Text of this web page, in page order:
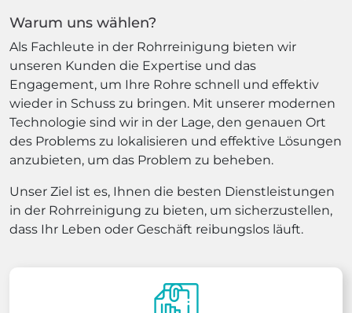
Warum uns wählen?
Als Fachleute in der Rohrreinigung bieten wir
unseren Kunden die Expertise und das
Engagement, um Ihre Rohre schnell und effektiv
wieder in Schuss zu bringen. Mit unserer modernen
Technologie sind wir in der Lage, den genauen Ort
des Problems zu lokalisieren und effektive Lösungen
anzubieten, um das Problem zu beheben.
Unser Ziel ist es, Ihnen die besten Dienstleistungen
in der Rohrreinigung zu bieten, um sicherzustellen,
dass Ihr Leben oder Geschäft reibungslos läuft.